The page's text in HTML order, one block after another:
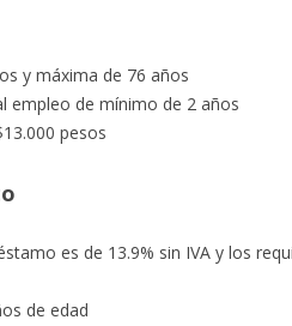
y máxima de 76 años
empleo de mínimo de 2 años
pesos
es de 13.9% sin IVA y los
de edad